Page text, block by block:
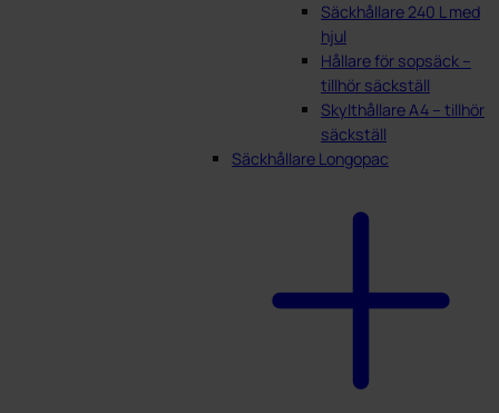
Säckhållare 240 L med
hjul
Hållare för sopsäck –
tillhör säckställ
Skylthållare A4 – tillhör
säckställ
Säckhållare Longopac